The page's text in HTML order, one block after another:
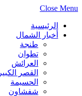
Close Menu
الرئيسية
أخبار الشمال
طنجة
تطوان
العرائش
القصر الكبير
الحسيمة
شفشاون